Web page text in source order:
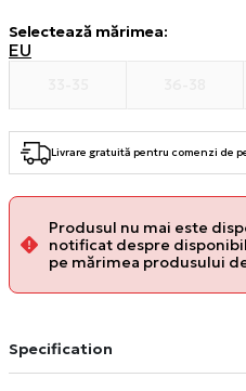
Selectează mărimea:
EU
Livrare gratuită pentru comenzi de
Produsul nu mai este
notificat despre
pe mărimea produsului
Specification